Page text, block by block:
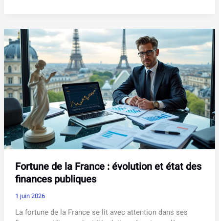
complet
et
guide
d’utilisation
pour
débutants
Fortune de la France : évolution et état des
finances publiques
1 juin 2026
La fortune de la France se lit avec attention dans ses